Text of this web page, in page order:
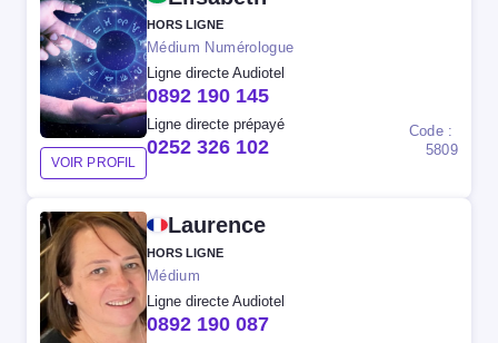
VOIR PROFIL
HORS LIGNE
Médium Numérologue
Ligne directe Audiotel
0892 190 145
Ligne directe prépayé
0252 326 102
Code :
5809
Laurence
HORS LIGNE
Médium
Ligne directe Audiotel
0892 190 087